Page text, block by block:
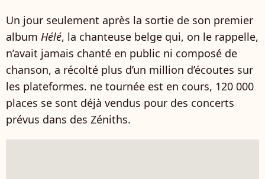
Un jour seulement après la sortie de son premier
album Hélé, la chanteuse belge qui, on le rappelle,
n’avait jamais chanté en public ni composé de
chanson, a récolté plus d’un million d’écoutes sur
les plateformes. ne tournée est en cours, 120 000
places se sont déjà vendus pour des concerts
prévus dans des Zéniths.